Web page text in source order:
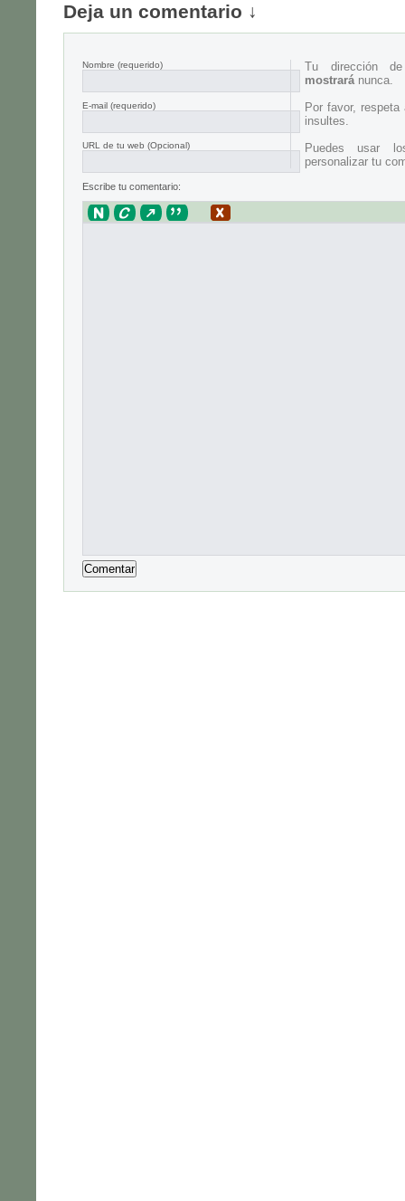
Deja un comentario ↓
Nombre (requerido)
E-mail (requerido)
URL de tu web (Opcional)
Tu dirección
mostraránunca.
Por favor,
insultes.
Puedes usar
personalizar tu
Escribe tu comentario: